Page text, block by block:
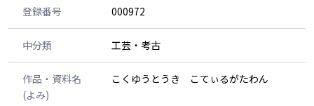
登録番号 000972
中分類 工芸・考古
作品・資料名
(よみ)
こくゆうとうき こてぃるがたわん